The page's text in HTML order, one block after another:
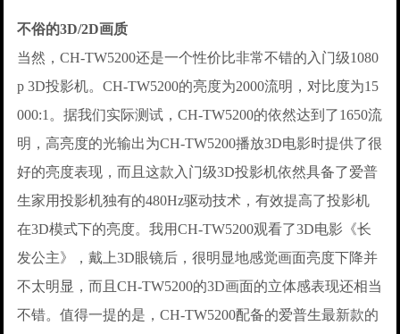
不俗的3D/2D画质
当然，CH-TW5200还是一个性价比非常不错的入门级1080
p 3D投影机。CH-TW5200的亮度为2000流明，对比度为15
000:1。据我们实际测试，CH-TW5200的依然达到了1650流
明，高亮度的光输出为CH-TW5200播放3D电影时提供了很
好的亮度表现，而且这款入门级3D投影机依然具备了爱普
生家用投影机独有的480Hz驱动技术，有效提高了投影机
在3D模式下的亮度。我用CH-TW5200观看了3D电影《长
发公主》，戴上3D眼镜后，很明显地感觉画面亮度下降并
不太明显，而且CH-TW5200的3D画面的立体感表现还相当
不错。值得一提的是，CH-TW5200配备的爱普生最新款的